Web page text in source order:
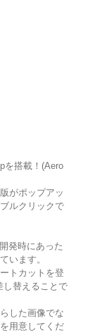
を搭載！(Aero
がポップアッ
ルクリックで
発時にあった
います。
トカットを登
し替えることで
した画像でな
用意してくだ